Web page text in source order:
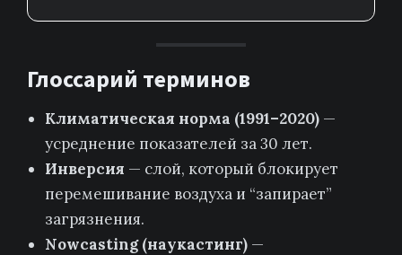
Глоссарий терминов
Климатическая норма (1991–2020) —
усреднение показателей за 30 лет.
Инверсия — слой, который блокирует
перемешивание воздуха и “запирает”
загрязнения.
Nowcasting (наукастинг) —